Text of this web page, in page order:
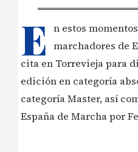
E n estos
marchadores de
cita en Torrevieja para
edición en categoría
categoría Master, así
España de Marcha por